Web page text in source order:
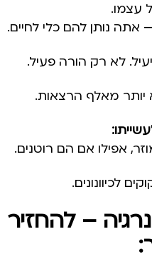
עצמו.
נותן להם כלי לחיים.
לא רק הורה פעיל.
יותר מאלף הרצאות.
אפילו אם הם רוטנים.
לכיוונונים.
אנרגיה – להחזיר